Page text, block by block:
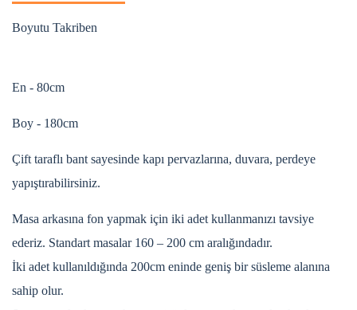
Boyutu Takriben
En - 80cm
Boy - 180cm
Çift taraflı bant sayesinde kapı pervazlarına, duvara, perdeye
yapıştırabilirsiniz.
Masa arkasına fon yapmak için iki adet kullanmanızı tavsiye
ederiz. Standart masalar 160 – 200 cm aralığındadır.
İki adet kullanıldığında 200cm eninde geniş bir süsleme alanına
sahip olur.